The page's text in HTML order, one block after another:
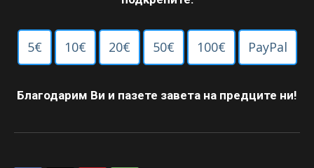
5€ 10€ 20€ 50€ 100€ PayPal
Благодарим Ви и пазете завета на предците ни!